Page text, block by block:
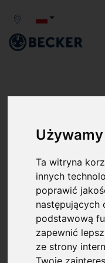
Ta witryna
innych
poprawić
następujących
podstawową
zapewnić
ze strony
POMPY
ROOTS
Pompy próżniowe
Roots to pompy
zasadzie Rootsa,